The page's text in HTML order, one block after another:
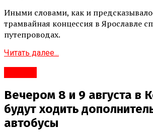
Иными словами, как и
трамвайная концессия в Ярославле
путепроводах.
Читать далее...
Вечером 8 и 9 августа в
будут ходить
автобусы